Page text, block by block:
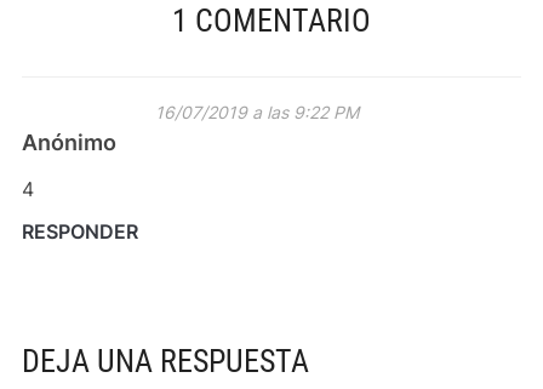
1 COMENTARIO
Anónimo
16/07/2019 a las 9:22 PM
4
RESPONDER
DEJA UNA RESPUESTA